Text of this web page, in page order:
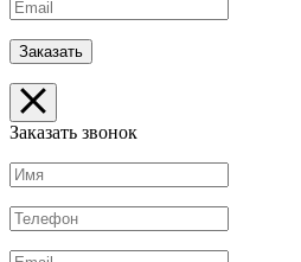
Заказать звонок